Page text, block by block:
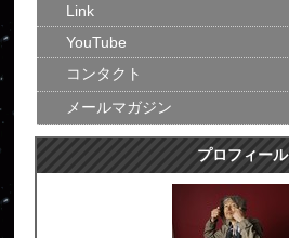
Link
YouTube
コンタクト
メールマガジン
プロフィール